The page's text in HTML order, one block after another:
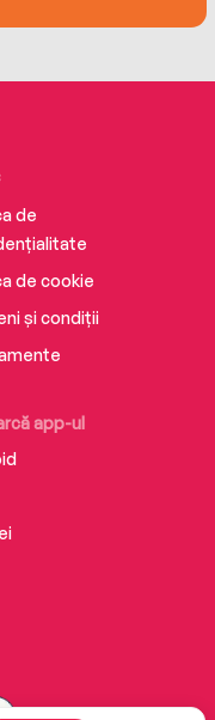
The Body
everywhere.
app-ul
de
de cookie
și condiții